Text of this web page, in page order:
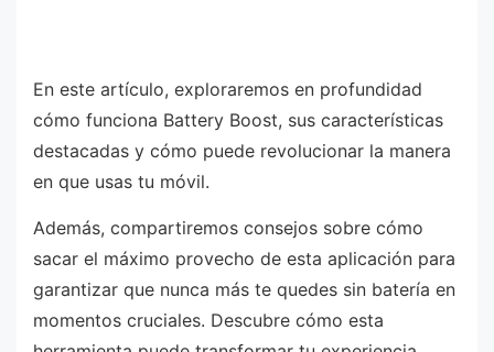
En este artículo, exploraremos en profundidad
cómo funciona Battery Boost, sus características
destacadas y cómo puede revolucionar la manera
en que usas tu móvil.
Además, compartiremos consejos sobre cómo
sacar el máximo provecho de esta aplicación para
garantizar que nunca más te quedes sin batería en
momentos cruciales. Descubre cómo esta